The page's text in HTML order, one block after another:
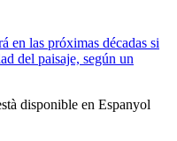
en las próximas décadas si
del paisaje, según un
disponible en Espanyol